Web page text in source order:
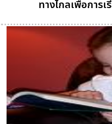
ทางไกลเพื่อการ